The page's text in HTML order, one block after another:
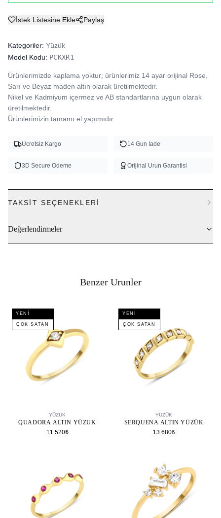
İstek Listesine Ekle Paylaş
Kategoriler: Yüzük
Model Kodu: PCKXR1
Ürünlerimizde kaplama yoktur; ürünlerimiz 14 ayar orijinal Rose,
Sarı ve Beyaz maden altın olarak üretilmektedir.
Nikel ve Kadmiyum içermez ve AB standartlarına uygun olarak
üretilmektedir.
Ürünlerimizin tamamı el yapımıdır.
Ucretsiz Kargo 14 Gun Iade
3D Secure Odeme Orijinal Urun Garantisi
TAKSIT SEÇENEKLERI
Değerlendirmeler
Benzer Urunler
YENI
ÇOK SATAN
YÜZÜK
QUADORA ALTIN YÜZÜK
11.520₺
YENI
ÇOK SATAN
YÜZÜK
SERQUENA ALTIN YÜZÜK
13.680₺